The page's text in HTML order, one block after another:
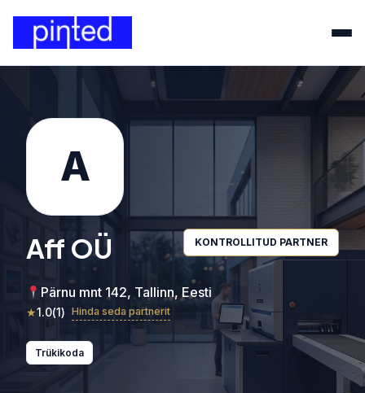
A
Aff OÜ KONTROLLITUD PARTNER
Pärnu mnt 142, Tallinn, Eesti
★1.0(1) Hinda seda partnerit
Trükikoda